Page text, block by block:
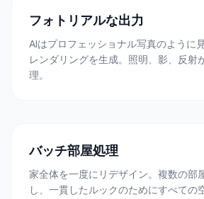
フォトリアルな出力
AIはプロフェッショナル写真のように
レンダリングを生成。照明、影、反射
理。
バッチ部屋処理
家全体を一度にリデザイン。複数の部
し、一貫したルックのためにすべての